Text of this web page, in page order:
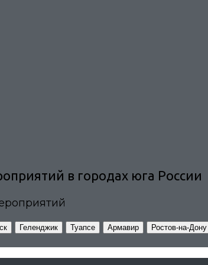
в городах юга России
Геленджик Туапсе Армавир Ростов-на-Дону